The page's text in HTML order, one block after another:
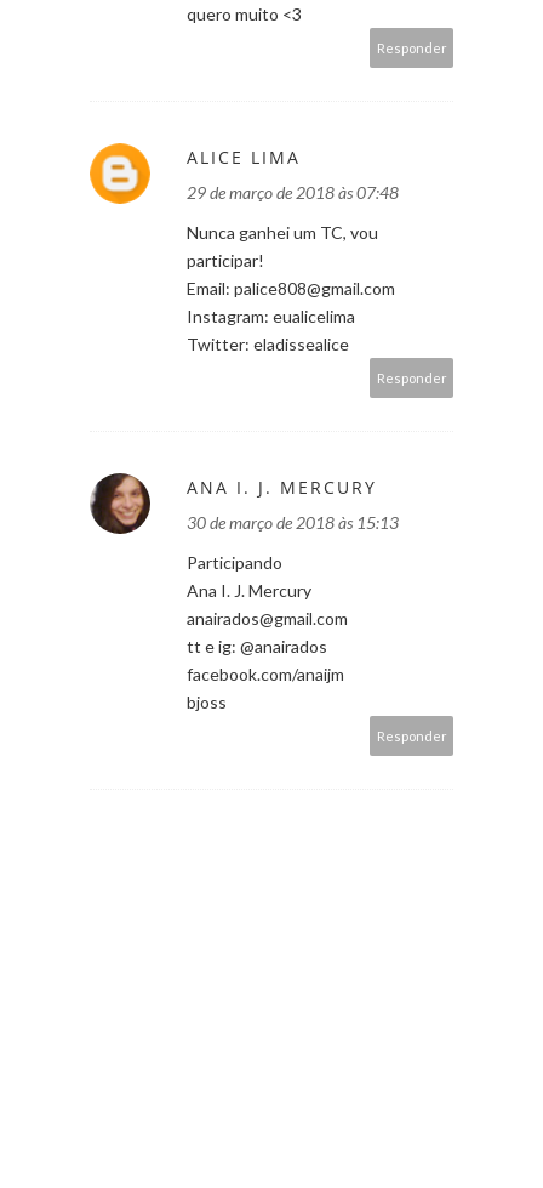
quero muito <3
Responder
ALICE LIMA
29 de março de 2018 às 07:48
Nunca ganhei um TC, vou
participar!
Email: palice808@gmail.com
Instagram: eualicelima
Twitter: eladissealice
Responder
ANA I. J. MERCURY
30 de março de 2018 às 15:13
Participando
Ana I. J. Mercury
anairados@gmail.com
tt e ig: @anairados
facebook.com/anaijm
bjoss
Responder